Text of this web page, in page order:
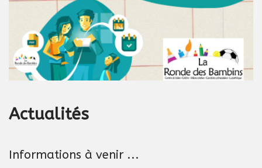
Actualités
Informations à venir ...